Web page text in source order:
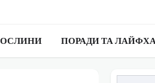
ПОРАДИ ТА